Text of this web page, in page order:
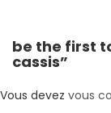
be the first
cassis”
Vous devez vous